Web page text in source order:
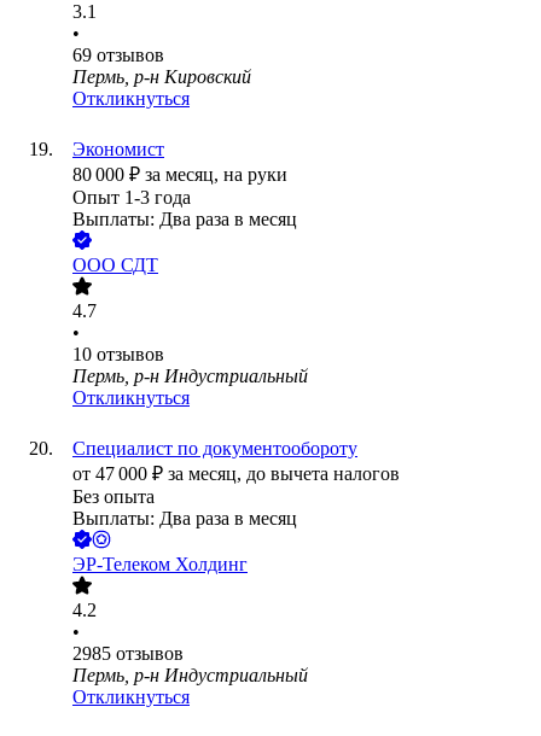
3.1
•
69 отзывов
Пермь, р-н Кировский
Откликнуться
Экономист
80 000 ₽ за месяц, на руки
Опыт 1-3 года
Выплаты: Два раза в месяц
ООО СДТ
4.7
•
10 отзывов
Пермь, р-н Индустриальный
Откликнуться
Специалист по документообороту
от 47 000 ₽ за месяц, до вычета налогов
Без опыта
Выплаты: Два раза в месяц
ЭР-Телеком Холдинг
4.2
•
2985 отзывов
Пермь, р-н Индустриальный
Откликнуться